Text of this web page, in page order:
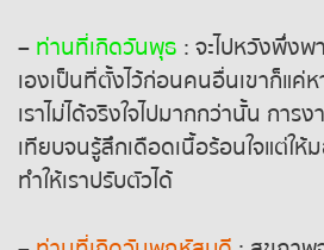
– ท่านที่เกิดวันพุธ : จะไปหวังพึ่งพ
เองเป็นที่ตั้งไว้ก่อนคนอื่นเขาก็แค่
เราไม่ได้จริงใจไปมากกว่านั้น การ
เทียบจนรู้สึกเดือดเนื้อร้อนใจแต่ให้
ทำให้เราปรับตัวได้